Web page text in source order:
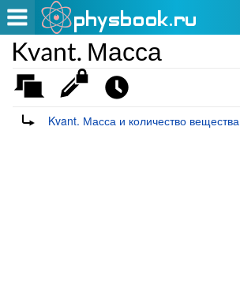
Kvant. Масса
Перенаправление на:
Kvant. Масса и количество вещества